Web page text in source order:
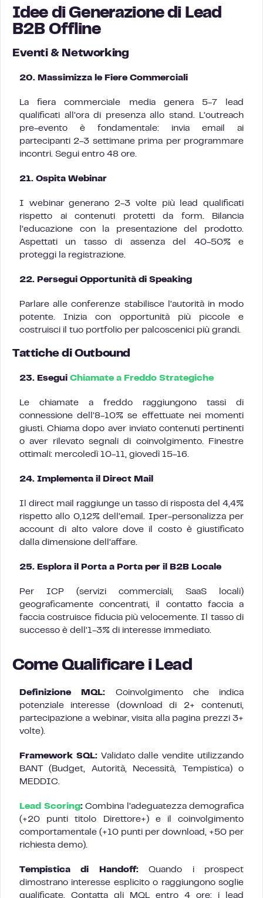
Idee di Generazione di Lead
B2B Offline
Eventi & Networking
20. Massimizza le Fiere Commerciali
La fiera commerciale media genera 5-7 lead
qualificati all’ora di presenza allo stand. L’outreach
pre-evento è fondamentale: invia email ai
partecipanti 2-3 settimane prima per programmare
incontri. Segui entro 48 ore.
21. Ospita Webinar
I webinar generano 2-3 volte più lead qualificati
rispetto ai contenuti protetti da form. Bilancia
l’educazione con la presentazione del prodotto.
Aspettati un tasso di assenza del 40-50% e
proteggi la registrazione.
22. Persegui Opportunità di Speaking
Parlare alle conferenze stabilisce l’autorità in modo
potente. Inizia con opportunità più piccole e
costruisci il tuo portfolio per palcoscenici più grandi.
Tattiche di Outbound
23. Esegui Chiamate a Freddo Strategiche
Le chiamate a freddo raggiungono tassi di
connessione dell’8-10% se effettuate nei momenti
giusti. Chiama dopo aver inviato contenuti pertinenti
o aver rilevato segnali di coinvolgimento. Finestre
ottimali: mercoledì 10-11, giovedì 15-16.
24. Implementa il Direct Mail
Il direct mail raggiunge un tasso di risposta del 4,4%
rispetto allo 0,12% dell’email. Iper-personalizza per
account di alto valore dove il costo è giustificato
dalla dimensione dell’affare.
25. Esplora il Porta a Porta per il B2B Locale
Per ICP (servizi commerciali, SaaS locali)
geograficamente concentrati, il contatto faccia a
faccia costruisce fiducia più velocemente. Il tasso di
successo è dell’1-3% di interesse immediato.
Come Qualificare i Lead
Definizione MQL: Coinvolgimento che indica
potenziale interesse (download di 2+ contenuti,
partecipazione a webinar, visita alla pagina prezzi 3+
volte).
Framework SQL:Validato dalle vendite utilizzando
BANT (Budget, Autorità, Necessità, Tempistica) o
MEDDIC.
Lead Scoring:Combina l’adeguatezza demografica
(+20 punti titolo Direttore+) e il coinvolgimento
comportamentale (+10 punti per download, +50 per
richiesta demo).
Tempistica di Handoff:Quando i prospect
dimostrano interesse esplicito o raggiungono soglie
qualificate. Contatta gli MQL entro 4 ore: i lead